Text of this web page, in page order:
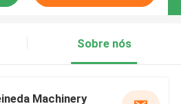
Sobre nós
Machinery